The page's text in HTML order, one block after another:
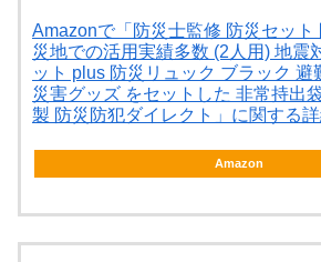
Amazonで「防災士監修 防災セット
災地での活用実績多数 (2人用) 地震
ット plus 防災リュック ブラック 避
災害グッズ をセットした 非常持出
製 防災防犯ダイレクト」に関する
Amazon